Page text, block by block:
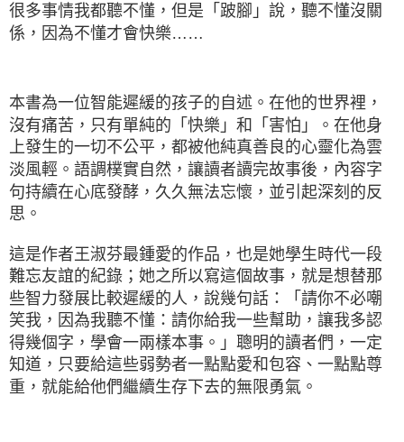
很多事情我都聽不懂，但是「跛腳」說，聽不懂沒關
係，因為不懂才會快樂……
本書為一位智能遲緩的孩子的自述。在他的世界裡，
沒有痛苦，只有單純的「快樂」和「害怕」。在他身
上發生的一切不公平，都被他純真善良的心靈化為雲
淡風輕。語調樸實自然，讓讀者讀完故事後，內容字
句持續在心底發酵，久久無法忘懷，並引起深刻的反
思。
這是作者王淑芬最鍾愛的作品，也是她學生時代一段
難忘友誼的紀錄；她之所以寫這個故事，就是想替那
些智力發展比較遲緩的人，說幾句話：「請你不必嘲
笑我，因為我聽不懂：請你給我一些幫助，讓我多認
得幾個字，學會一兩樣本事。」聰明的讀者們，一定
知道，只要給這些弱勢者一點點愛和包容、一點點尊
重，就能給他們繼續生存下去的無限勇氣。